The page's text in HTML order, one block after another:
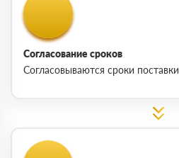
Согласование сроков
Согласовываются сроки поставки